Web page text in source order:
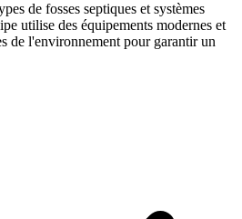
de fosses septiques et systèmes
utilise des équipements modernes et
de l'environnement pour garantir un